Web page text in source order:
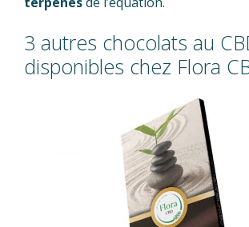
3 autres chocolats au
disponibles chez Flora